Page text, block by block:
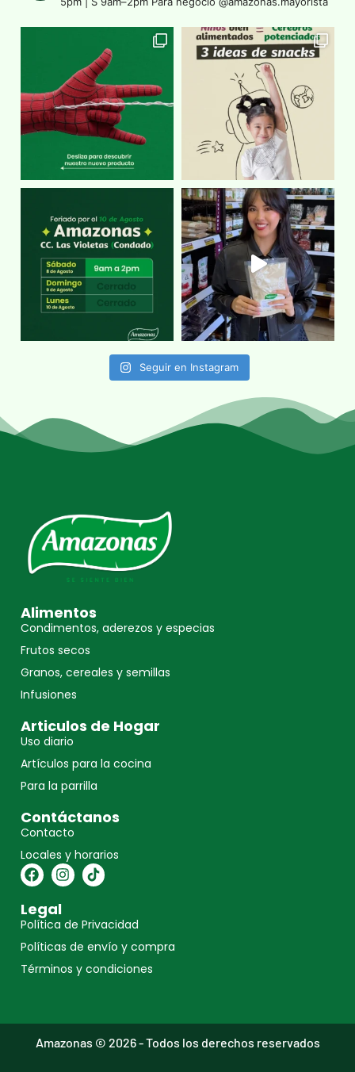
Seguir en Instagram
Alimentos
Condimentos, aderezos y especias
Frutos secos
Granos, cereales y semillas
Infusiones
Articulos de Hogar
Uso diario
Artículos para la cocina
Para la parrilla
Contáctanos
Contacto
Locales y horarios
Legal
Política de Privacidad
Políticas de envío y compra
Términos y condiciones
Amazonas © 2026 - Todos los derechos reservados